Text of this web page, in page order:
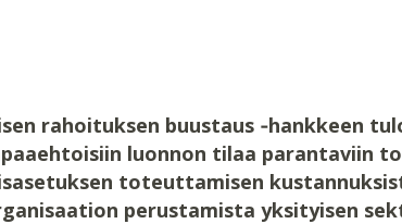
rahoituksen buustaus ‑hankkeen
luonnon tilaa parantaviin
toteuttamisen
perustamista yksityisen